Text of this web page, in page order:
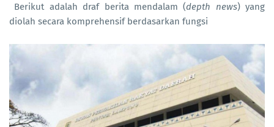
Berikut adalah draf berita mendalam (depth news) yang
diolah secara komprehensif berdasarkan fungsi